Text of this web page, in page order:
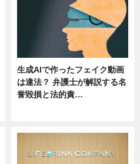
生成AIで作ったフェイク動画
は違法？ 弁護士が解説する名
誉毀損と法的責…